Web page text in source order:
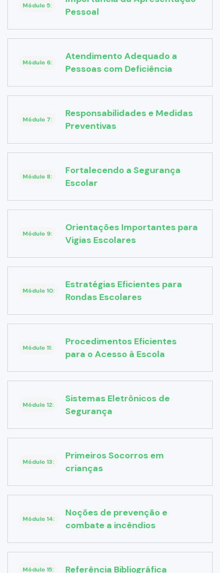
Módulo 5:
Pessoal
Módulo 6:
Atendimento Adequado a
Pessoas com Deficiência
Módulo 7:
Responsabilidades e Medidas
Preventivas
Módulo 8:
Fortalecendo a Segurança
Escolar
Módulo 9:
Orientações Importantes para
Vigias Escolares
Módulo 10:
Estratégias Eficientes para
Rondas Escolares
Módulo 11:
Procedimentos Eficientes
para o Acesso à Escola
Módulo 12:
Sistemas Eletrônicos de
Segurança
Módulo 13:
Primeiros Socorros em
crianças
Módulo 14:
Noções de prevenção e
combate a incêndios
Módulo 15: Referência Bibliográfica